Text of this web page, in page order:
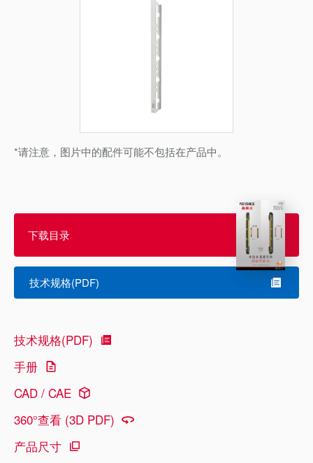
*请注意，图片中的配件可能不包括在产品中。
下载目录
技术规格(PDF)
技术规格(PDF)
手册
CAD / CAE
360°查看 (3D PDF)
产品尺寸